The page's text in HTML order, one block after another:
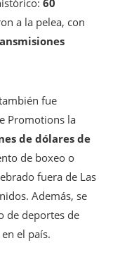
a la pelea, con
fue
Promotions la
de dólares de
de boxeo o
fuera de Las
Además, se
de deportes de
el país.